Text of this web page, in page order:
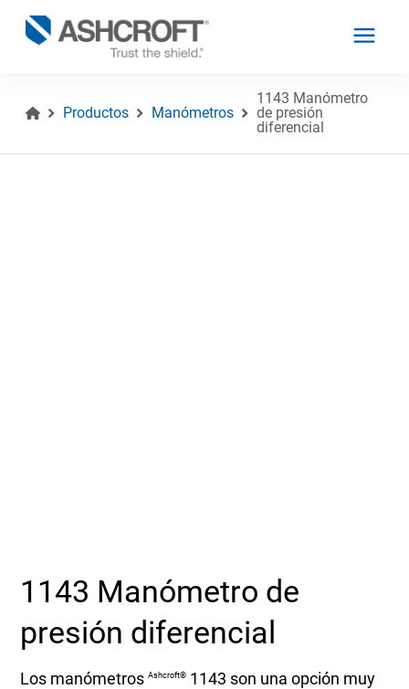
Póngase en contacto
Solicitar cotización
Productos Manómetros
1143 Manómetro
de presión
diferencial
1143 Manómetro de
presión diferencial
Los manómetrosAshcroft® 1143 son una opción muy